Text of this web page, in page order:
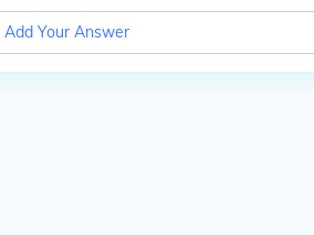
Add Your Answer